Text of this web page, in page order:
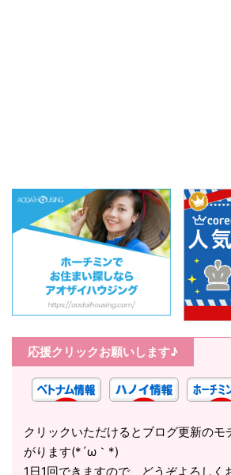
応援クリックお願いします♪
クリックいただけるとブログ更新のモ
がります(*´ω｀*)
1日1回できますので、どうぞよろしく